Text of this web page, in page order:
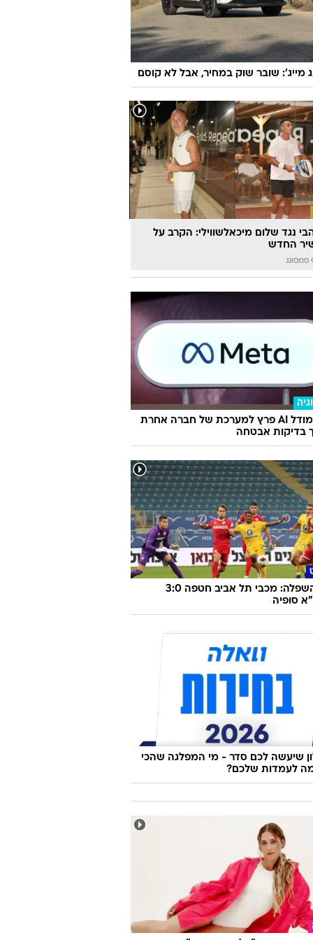
קשב וריכוז? כך תכינו אותו השבוע
הביה"ס
נגד שלום מיכאלשווילי: הקרב על
החדש
סמסונג
מטא: מודל AI פרץ למערכת של חברה אחרת
בדיקות אבטחה
סופיה
שיעשה לכם סדר - מי המפלגה שהכי
לעמדות שלכם?